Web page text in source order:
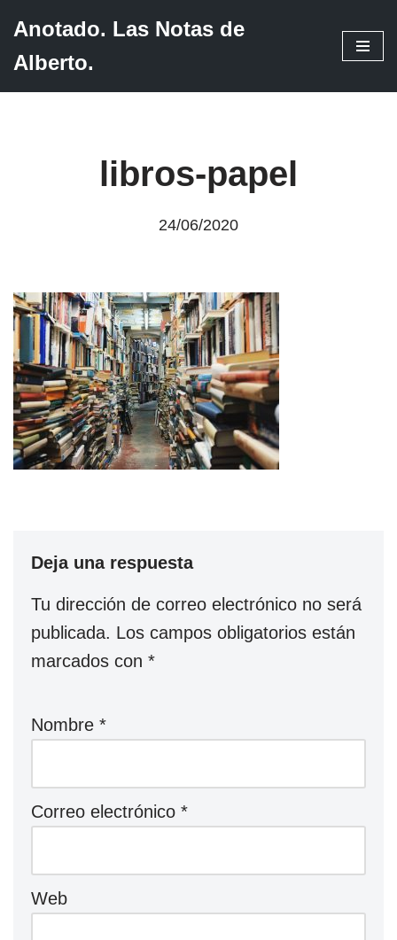
Saltar
Anotado. Las Notas de
Alberto.
libros-papel
24/06/2020
Deja una respuesta
Tu dirección de correo electrónico no será
publicada. Los campos obligatorios están
marcados con *
Nombre *
Correo electrónico *
Web